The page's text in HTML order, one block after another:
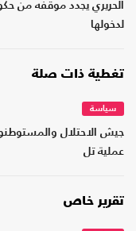
الحريري يجدد موقفه من
لدخولها
تغطية ذات صلة
سياسة
جيش الاحتلال
عملية تل
تقرير خاص